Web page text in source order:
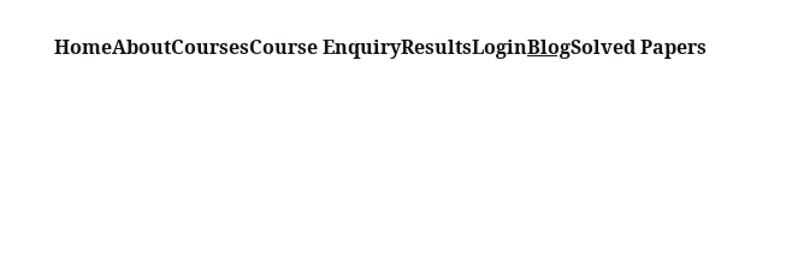
HomeAboutCoursesCourse EnquiryResultsLoginBlogSolved Papers